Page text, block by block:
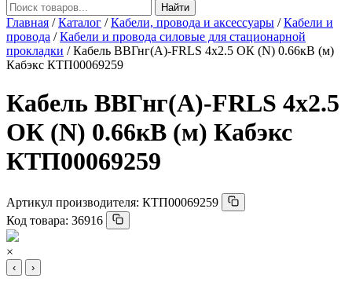
Найти
Главная /Каталог /Кабели, провода и аксессуары /Кабели и
провода /Кабели и провода силовые для стационарной
прокладки / Кабель ВВГнг(А)-FRLS 4х2.5 ОК (N) 0.66кВ (м)
Кабэкс КТП00069259
Кабель ВВГнг(А)-FRLS 4х2.5
ОК (N) 0.66кВ (м) Кабэкс
КТП00069259
Артикул производителя: КТП00069259
Код товара: 36916
×
‹ ›